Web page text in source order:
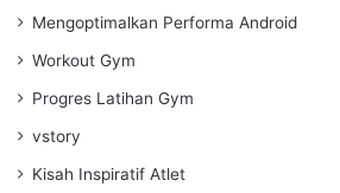
Mengoptimalkan Performa Android
Workout Gym
Progres Latihan Gym
vstory
Kisah Inspiratif Atlet